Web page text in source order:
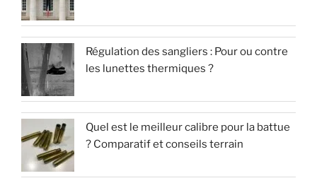
Régulation des sangliers : Pour ou contre
les lunettes thermiques ?
Quel est le meilleur calibre pour la battue
? Comparatif et conseils terrain